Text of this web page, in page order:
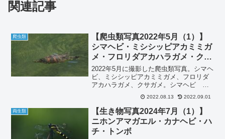
関連記事
爬虫類
【爬虫類写真2022年5月（1）】
シマヘビ・ミシシッピアカミミガ
メ・フロリダアカハラガメ・クサ
ガメ
2022年5月に撮影した爬虫類写真。シマヘ
ビ、ミシシッピアカミミガメ、フロリダ
アカハラガメ、クサガメ。シマヘビ
2022年5月シマヘビです。川の中を泳いで
いました。シマヘビを見たのは何年ぶり
だろうか？ミシシッピアカミミガメ
2022年5月ミ...
2022.08.13 2022.09.01
両生類
【生き物写真2024年7月（1）】
ニホンアマガエル・カナヘビ・ハ
チ・トンボ